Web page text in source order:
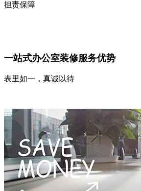
担责保障
一站式办公室装修服务优势
表里如一，真诚以待